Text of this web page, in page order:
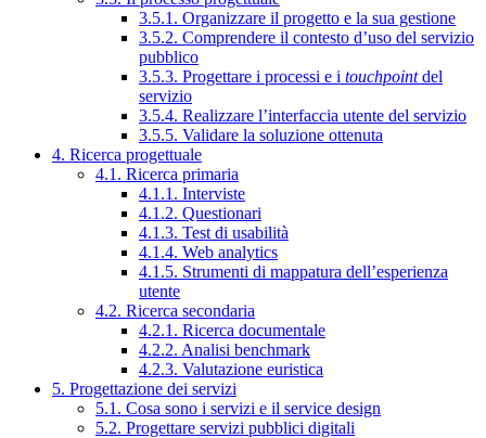
3.5.1. Organizzare il progetto e la sua gestione
3.5.2. Comprendere il contesto d’uso del servizio
pubblico
3.5.3. Progettare i processi e i touchpointdel
servizio
3.5.4. Realizzare l’interfaccia utente del servizio
3.5.5. Validare la soluzione ottenuta
4. Ricerca progettuale
4.1. Ricerca primaria
4.1.1. Interviste
4.1.2. Questionari
4.1.3. Test di usabilità
4.1.4. Web analytics
4.1.5. Strumenti di mappatura dell’esperienza
utente
4.2. Ricerca secondaria
4.2.1. Ricerca documentale
4.2.2. Analisi benchmark
4.2.3. Valutazione euristica
5. Progettazione dei servizi
5.1. Cosa sono i servizi e il service design
5.2. Progettare servizi pubblici digitali